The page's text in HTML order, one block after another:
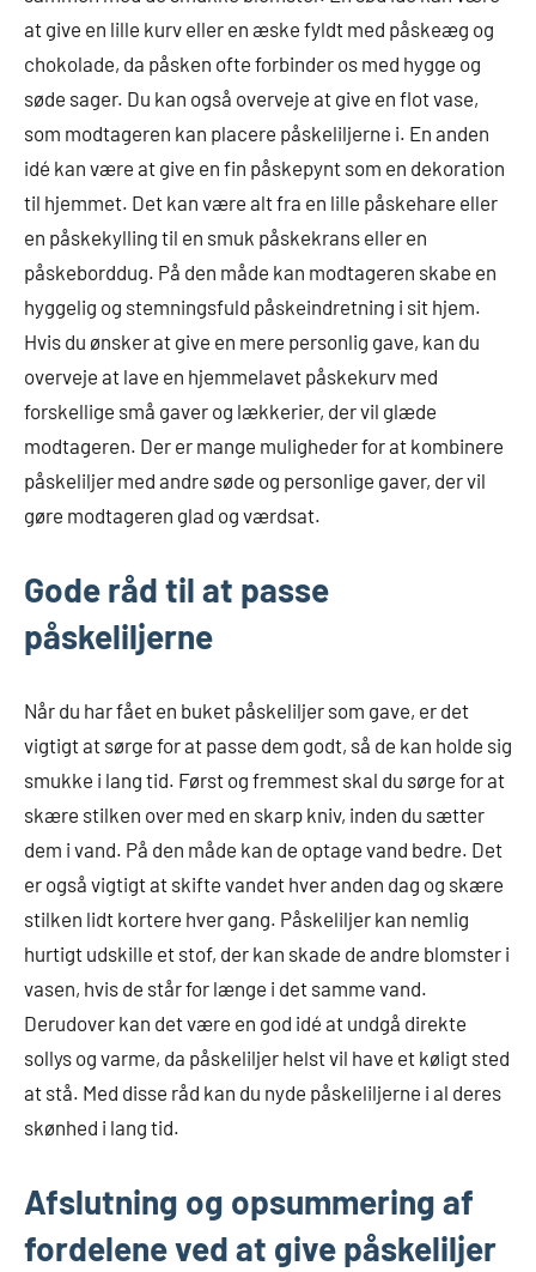
at give en lille kurv eller en æske fyldt med påskeæg og
chokolade, da påsken ofte forbinder os med hygge og
søde sager. Du kan også overveje at give en flot vase,
som modtageren kan placere påskeliljerne i. En anden
idé kan være at give en fin påskepynt som en dekoration
til hjemmet. Det kan være alt fra en lille påskehare eller
en påskekylling til en smuk påskekrans eller en
påskeborddug. På den måde kan modtageren skabe en
hyggelig og stemningsfuld påskeindretning i sit hjem.
Hvis du ønsker at give en mere personlig gave, kan du
overveje at lave en hjemmelavet påskekurv med
forskellige små gaver og lækkerier, der vil glæde
modtageren. Der er mange muligheder for at kombinere
påskeliljer med andre søde og personlige gaver, der vil
gøre modtageren glad og værdsat.
Gode råd til at passe
påskeliljerne
Når du har fået en buket påskeliljer som gave, er det
vigtigt at sørge for at passe dem godt, så de kan holde sig
smukke i lang tid. Først og fremmest skal du sørge for at
skære stilken over med en skarp kniv, inden du sætter
dem i vand. På den måde kan de optage vand bedre. Det
er også vigtigt at skifte vandet hver anden dag og skære
stilken lidt kortere hver gang. Påskeliljer kan nemlig
hurtigt udskille et stof, der kan skade de andre blomster i
vasen, hvis de står for længe i det samme vand.
Derudover kan det være en god idé at undgå direkte
sollys og varme, da påskeliljer helst vil have et køligt sted
at stå. Med disse råd kan du nyde påskeliljerne i al deres
skønhed i lang tid.
Afslutning og opsummering af
fordelene ved at give påskeliljer